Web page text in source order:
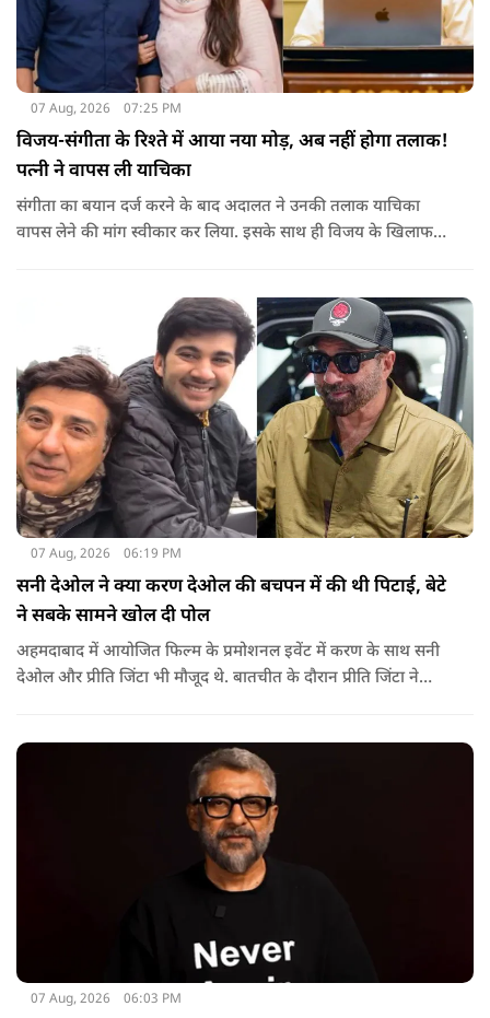
07 Aug, 2026 07:25 PM
विजय-संगीता के रिश्ते में आया नया मोड़, अब नहीं होगा तलाक!
पत्नी ने वापस ली याचिका
संगीता का बयान दर्ज करने के बाद अदालत ने उनकी तलाक याचिका
वापस लेने की मांग स्वीकार कर लिया. इसके साथ ही विजय के खिलाफ
07 Aug, 2026 06:19 PM
सनी देओल ने क्या करण देओल की बचपन में की थी पिटाई, बेटे
ने सबके सामने खोल दी पोल
अहमदाबाद में आयोजित फिल्म के प्रमोशनल इवेंट में करण के साथ सनी
देओल और प्रीति जिंटा भी मौजूद थे. बातचीत के दौरान प्रीति जिंटा ने
जवाब दिया.
07 Aug, 2026 06:03 PM